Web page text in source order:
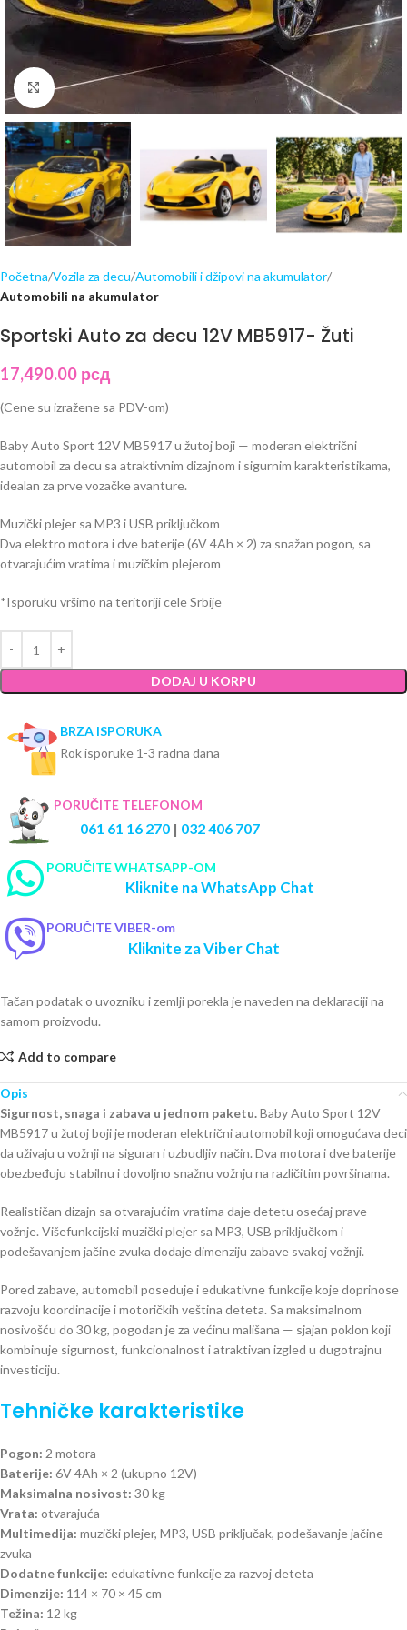
Click to enlarge
Početna Vozila za decu Automobili i džipovi na akumulator
Automobili na akumulator
Sportski Auto za decu 12V MB5917- Žuti
17,490.00 рсд
(Cene su izražene sa PDV-om)
Baby Auto Sport 12V MB5917 u žutoj boji — moderan električni
automobil za decu sa atraktivnim dizajnom i sigurnim karakteristikama,
idealan za prve vozačke avanture.
Muzički plejer sa MP3 i USB priključkom
Dva elektro motora i dve baterije (6V 4Ah × 2) za snažan pogon, sa
otvarajućim vratima i muzičkim plejerom
*Isporuku vršimo na teritoriji cele Srbije
DODAJ U KORPU
BRZA ISPORUKA
Rok isporuke 1-3 radna dana
PORUČITE TELEFONOM
061 61 16 270 | 032 406 707
PORUČITE WHATSAPP-OM
Kliknite na WhatsApp Chat
PORUČITE VIBER-om
Kliknite za Viber Chat
Tačan podatak o uvozniku i zemlji porekla je naveden na deklaraciji na
samom proizvodu.
Add to compare
Opis
Sigurnost, snaga i zabava u jednom paketu.Baby Auto Sport 12V
MB5917 u žutoj boji je moderan električni automobil koji omogućava deci
da uživaju u vožnji na siguran i uzbudljiv način. Dva motora i dve baterije
obezbeđuju stabilnu i dovoljno snažnu vožnju na različitim površinama.
Realističan dizajn sa otvarajućim vratima daje detetu osećaj prave
vožnje. Višefunkcijski muzički plejer sa MP3, USB priključkom i
podešavanjem jačine zvuka dodaje dimenziju zabave svakoj vožnji.
Pored zabave, automobil poseduje i edukativne funkcije koje doprinose
razvoju koordinacije i motoričkih veština deteta. Sa maksimalnom
nosivošću do 30 kg, pogodan je za većinu mališana — sjajan poklon koji
kombinuje sigurnost, funkcionalnost i atraktivan izgled u dugotrajnu
investiciju.
Tehničke karakteristike
Pogon: 2 motora
Baterije: 6V 4Ah × 2 (ukupno 12V)
Maksimalna nosivost: 30 kg
Vrata: otvarajuća
Multimedija: muzički plejer, MP3, USB priključak, podešavanje jačine
zvuka
Dodatne funkcije: edukativne funkcije za razvoj deteta
Dimenzije: 114 × 70 × 45 cm
Težina: 12 kg